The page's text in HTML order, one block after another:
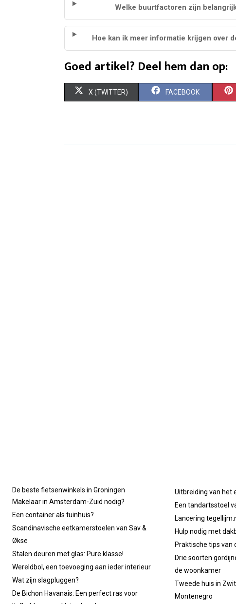
Welke buurtfactoren zijn
Hoe kan ik meer informatie krijgen over
Goed artikel? Deel hem dan op:
S
R
X (TWITTER) S
R
FACEBOOK
De beste fietsenwinkels in Groningen
Makelaar in Amsterdam-Zuid nodig?
Een container als tuinhuis?
Scandinavische eetkamerstoelen van Sav &
Økse
Stalen deuren met glas: Pure klasse!
Wereldbol, een toevoeging aan ieder interieur
Wat zijn slagpluggen?
De Bichon Havanais: Een perfect ras voor
Uitbreiding van het
Een tandartsstoel
Lancering
Hulp nodig met
Praktische tips van
Drie soorten
de woonkamer
Tweede huis in
Montenegro